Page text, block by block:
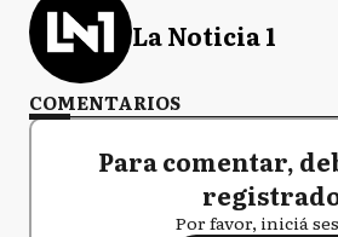
La Noticia 1
COMENTARIOS
Para comentar,
Por favor, iniciá